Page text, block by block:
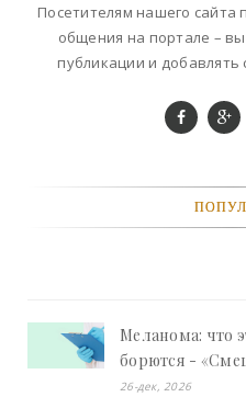
Посетителям нашего сайта
общения на портале –
публикации и
Меланома: что
борются -
26-дек, 2026